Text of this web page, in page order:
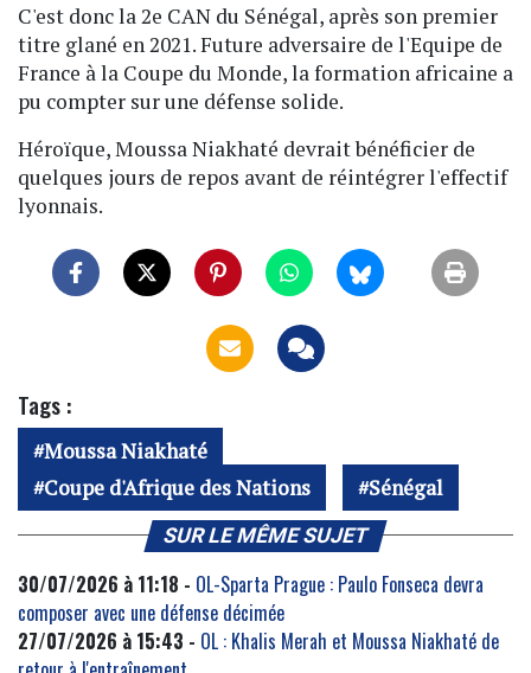
C'est donc la 2e CAN du Sénégal, après son premier
titre glané en 2021. Future adversaire de l'Equipe de
France à la Coupe du Monde, la formation africaine a
pu compter sur une défense solide.
Héroïque, Moussa Niakhaté devrait bénéficier de
quelques jours de repos avant de réintégrer l'effectif
lyonnais.
Tags :
Moussa Niakhaté
Coupe d'Afrique des Nations
Sénégal
SUR LE MÊME SUJET
30/07/2026 à 11:18 - OL-Sparta Prague : Paulo Fonseca devra
composer avec une défense décimée
27/07/2026 à 15:43 - OL : Khalis Merah et Moussa Niakhaté de